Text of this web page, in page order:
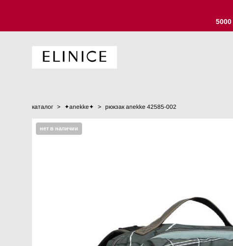
5000
каталог > ✦anekke✦ > рюкзак anekke 42585-002
нет в наличии